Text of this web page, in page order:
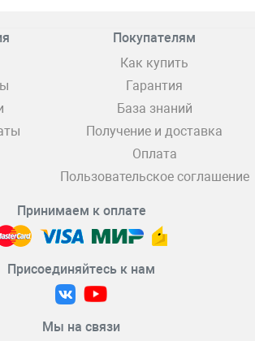
Покупателям
Как купить
Гарантия
База знаний
Получение и доставка
Оплата
Пользовательское соглашение
Принимаем к оплате
Присоединяйтесь к нам
Мы на связи